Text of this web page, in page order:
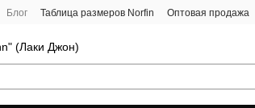
Блог Таблица размеров Norfin
Оптовая продажа
(Лаки Джон)